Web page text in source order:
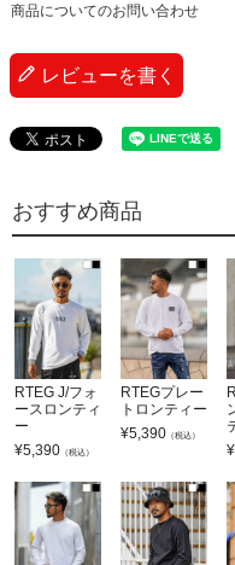
商品についてのお問い合わせ
レビューを書く
おすすめ商品
RTEG J/フォ
ースロンティ
ー
¥5,390 （税込）
RTEGプレー
トロンティー
¥5,390 （税込）
¥